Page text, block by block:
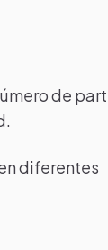
de
diferentes